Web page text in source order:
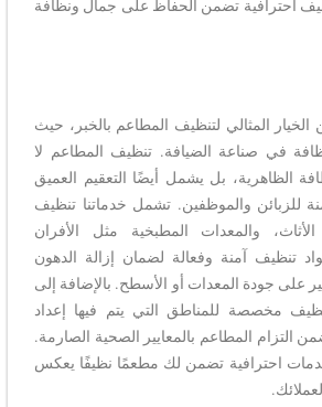
احترافية تضمن الحفاظ على جمال ونظافة
المثالي لتنظيف المطاعم بالخبر، حيث
في صناعة الضيافة. تنظيف المطاعم لا
الظاهرية، بل يشمل أيضًا التعقيم العميق
للزبائن والموظفين. تشمل خدماتنا تنظيف
الأثاث، والمعدات المطبخية مثل الأفران
تنظيف آمنة وفعالة لضمان إزالة الدهون
على جودة المعدات أو الأسطح. بالإضافة إلى
مخصصة للمناطق التي يتم فيها إعداد
التزام المطاعم بالمعايير الصحية الصارمة.
احترافية تضمن لك مطعمًا نظيفًا يعكس